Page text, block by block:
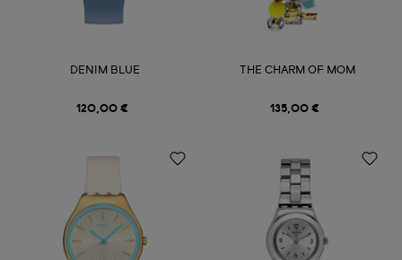
DENIM BLUE
120,00 €
THE CHARM OF MOM
135,00 €